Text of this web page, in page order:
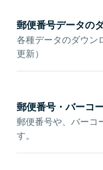
郵便番号データの
各種データのダウン
更新）
郵便番号・バーコ
郵便番号や、バーコ
す。